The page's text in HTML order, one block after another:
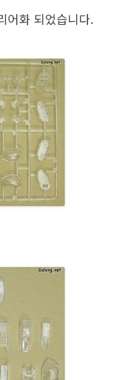
어화 되었습니다.